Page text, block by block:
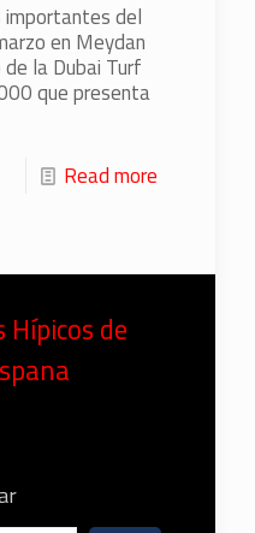
importantes del
en Meydan
la Dubai Turf
que presenta
Read more
Hípicos de